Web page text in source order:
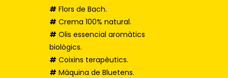
# Flors de Bach.
# Crema 100% natural.
# Olis essencial aromàtics
biològics.
# Coixins terapèutics.
# Màquina de Bluetens.